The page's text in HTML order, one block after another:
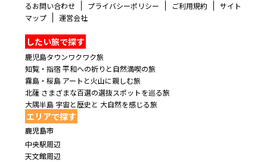
るお問い合わせ
プライバシーポリシー ご利用規約
サイト
マップ
運営会社
したい旅で探す
鹿児島タウンワクワク旅
知覧・指宿 平和への祈りと自然満喫の旅
霧島・桜島 アートと火山に親しむ旅
北薩 さまざまな百選の選抜スポットを巡る旅
大隅半島 宇宙と歴史と 大自然を感じる旅
エリアで探す
鹿児島市
中央駅周辺
天文館周辺